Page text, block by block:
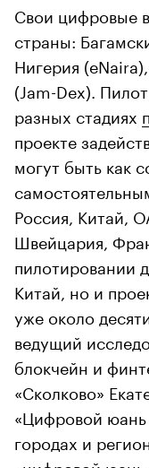
Свои цифровые
страны:
Нигерия
(Jam-Dex).
разных стадиях
проекте
могут быть как
Россия, Китай,
Швейцария,
пилотировании
Китай, но и
уже около
ведущий
блокчейн и
«Сколково»
«Цифровой юань
городах и